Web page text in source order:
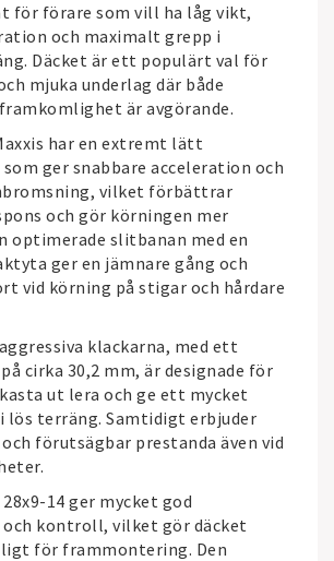
för förare som vill ha låg vikt,
och maximalt grepp i
Däcket är ett populärt val för
mjuka underlag där både
är avgörande.
har en extremt lätt
ger snabbare acceleration och
vilket förbättrar
och gör körningen mer
optimerade slitbanan med en
ger en jämnare gång och
vid körning på stigar och hårdare
klackarna, med ett
cirka 30,2 mm, är designade för
ut lera och ge ett mycket
lös terräng. Samtidigt erbjuder
förutsägbar prestanda även vid
14 ger mycket god
kontroll, vilket gör däcket
för frammontering. Den